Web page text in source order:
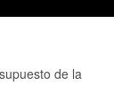
de la